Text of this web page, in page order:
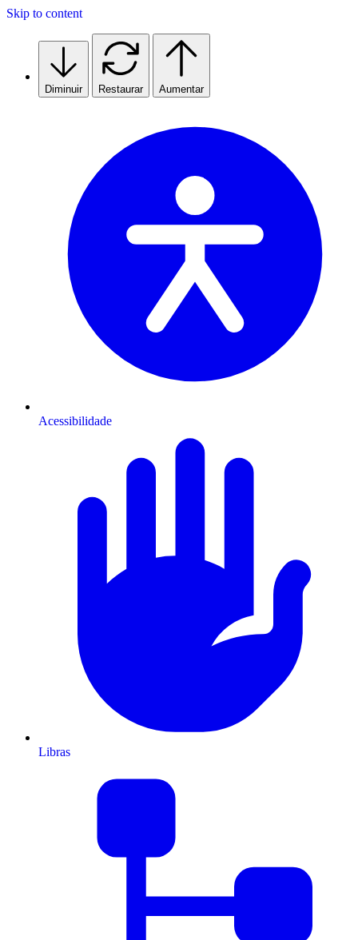
Skip to content
Diminuir Restaurar Aumentar
Acessibilidade
Libras